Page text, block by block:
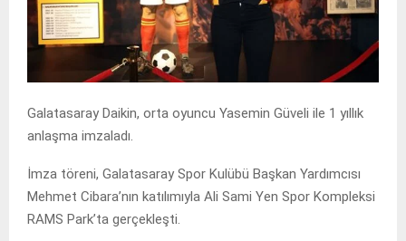
Galatasaray Daikin, orta oyuncu Yasemin Güveli ile 1 yıllık
anlaşma imzaladı.
İmza töreni, Galatasaray Spor Kulübü Başkan Yardımcısı
Mehmet Cibara’nın katılımıyla Ali Sami Yen Spor Kompleksi
RAMS Park’ta gerçekleşti.